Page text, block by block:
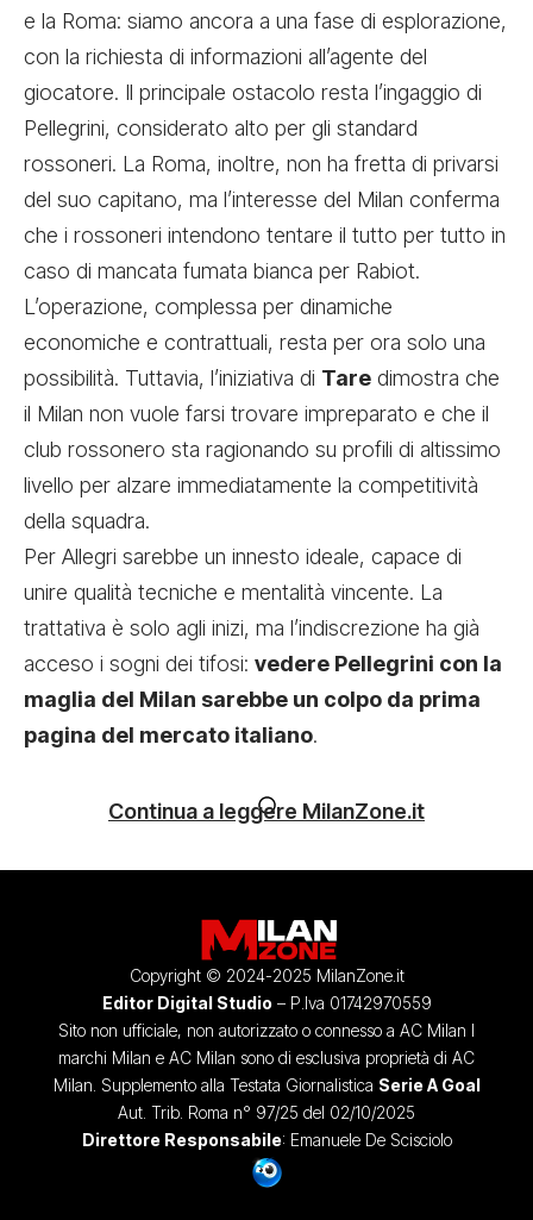
e la Roma: siamo ancora a una fase di esplorazione,
con la richiesta di informazioni all’agente del
giocatore. Il principale ostacolo resta l’ingaggio di
Pellegrini, considerato alto per gli standard
rossoneri. La Roma, inoltre, non ha fretta di privarsi
del suo capitano, ma l’interesse del Milan conferma
che i rossoneri intendono tentare il tutto per tutto in
caso di mancata fumata bianca per Rabiot.
L’operazione, complessa per dinamiche
economiche e contrattuali, resta per ora solo una
possibilità. Tuttavia, l’iniziativa di Tare dimostra che
il Milan non vuole farsi trovare impreparato e che il
club rossonero sta ragionando su profili di altissimo
livello per alzare immediatamente la competitività
della squadra.
Per Allegri sarebbe un innesto ideale, capace di
unire qualità tecniche e mentalità vincente. La
trattativa è solo agli inizi, ma l’indiscrezione ha già
acceso i sogni dei tifosi: vedere Pellegrini con la
maglia del Milan sarebbe un colpo da prima
pagina del mercato italiano.
Continua a leggere MilanZone.it
Copyright © 2024-2025 MilanZone.it
Editor Digital Studio – P.Iva 01742970559
Sito non ufficiale, non autorizzato o connesso a AC Milan I
marchi Milan e AC Milan sono di esclusiva proprietà di AC
Milan. Supplemento alla Testata Giornalistica Serie A Goal
Aut. Trib. Roma n° 97/25 del 02/10/2025
Direttore Responsabile: Emanuele De Scisciolo